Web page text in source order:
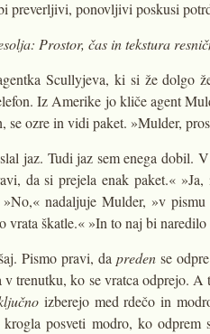
preverljivi, ponovljivi poskusi
Prostor, čas in tekstura
Scullyjeva, ki si že dolgo
Iz Amerike jo kliče agent
se ozre in vidi paket. »Mulder,
jaz. Tudi jaz sem enega dobil.
da si prejela enak paket.«
»No,« nadaljuje Mulder, »v
vrata škatle.« »In to naj bi naredilo
Pismo pravi, da predense
v trenutku, ko se vratca odprejo.
izberejo med rdečo in
krogla posveti modro, ko